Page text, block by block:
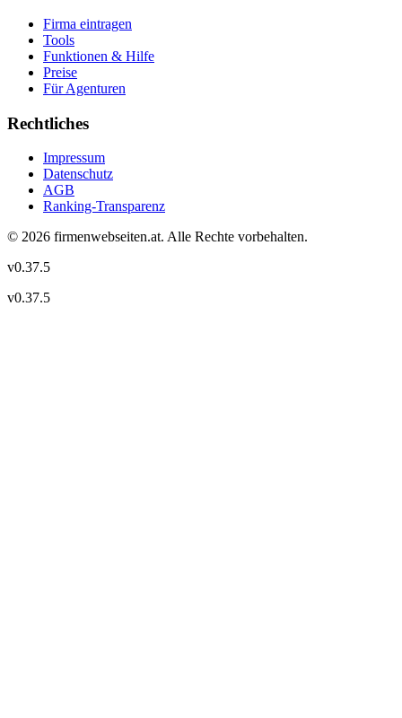
Firma eintragen
Tools
Funktionen & Hilfe
Preise
Für Agenturen
Rechtliches
Impressum
Datenschutz
AGB
Ranking-Transparenz
© 2026 firmenwebseiten.at. Alle Rechte vorbehalten.
v0.37.5
v0.37.5